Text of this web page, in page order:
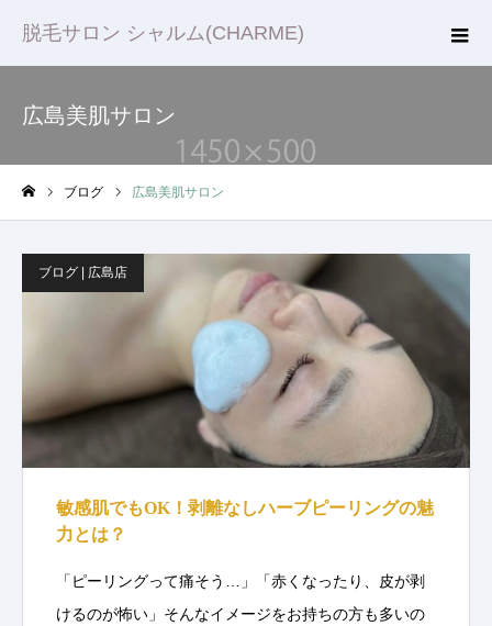
脱毛サロン シャルム(CHARME)
広島美肌サロン
ブログ 広島美肌サロン
ブログ | 広島店
敏感肌でもOK！剥離なしハーブピーリングの魅
力とは？
「ピーリングって痛そう…」「赤くなったり、皮が剥
けるのが怖い」そんなイメージをお持ちの方も多いの